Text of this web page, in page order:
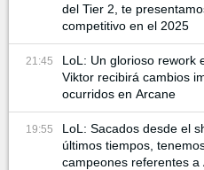
del Tier 2, te
competitivo en el 2025
21:45
LoL: Un glorioso rework
Viktor recibirá cambios
ocurridos en Arcane
19:55
LoL: Sacados desde el
últimos tiempos,
campeones referentes a